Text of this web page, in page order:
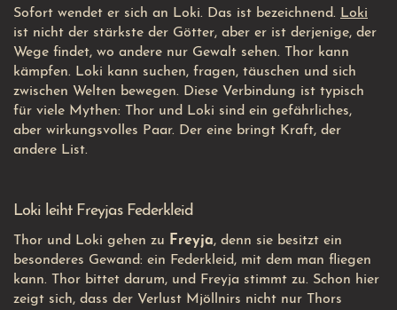
Sofort wendet er sich an Loki. Das ist bezeichnend. Loki
ist nicht der stärkste der Götter, aber er ist derjenige, der
Wege findet, wo andere nur Gewalt sehen. Thor kann
kämpfen. Loki kann suchen, fragen, täuschen und sich
zwischen Welten bewegen. Diese Verbindung ist typisch
für viele Mythen: Thor und Loki sind ein gefährliches,
aber wirkungsvolles Paar. Der eine bringt Kraft, der
andere List.
Loki leiht Freyjas Federkleid
Thor und Loki gehen zu Freyja, denn sie besitzt ein
besonderes Gewand: ein Federkleid, mit dem man fliegen
kann. Thor bittet darum, und Freyja stimmt zu. Schon hier
zeigt sich, dass der Verlust Mjöllnirs nicht nur Thors